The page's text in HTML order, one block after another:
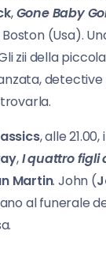
,Gone Baby
Boston (Usa).
zii della
, alle
,I quattro figli
Martin. John (
al funerale